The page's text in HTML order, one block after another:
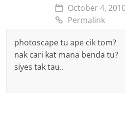
dan masukkan gambar yang
siap edit, korang save lagi guna
October 4,
Permalink
photoscape tu ape cik tom?
nak cari kat mana benda tu?
siyes tak tau..